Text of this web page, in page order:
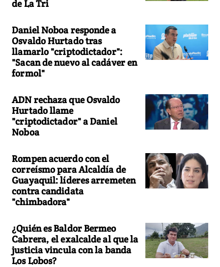
de La Tri
Daniel Noboa responde a
Osvaldo Hurtado tras
llamarlo "criptodictador":
"Sacan de nuevo al cadáver en
formol"
ADN rechaza que Osvaldo
Hurtado llame
"criptodictador" a Daniel
Noboa
Rompen acuerdo con el
correísmo para Alcaldía de
Guayaquil: líderes arremeten
contra candidata
"chimbadora"
¿Quién es Baldor Bermeo
Cabrera, el exalcalde al que la
justicia vincula con la banda
Los Lobos?